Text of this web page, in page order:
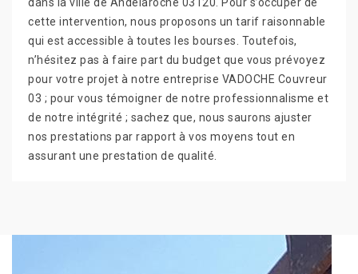
cette intervention, nous proposons un tarif raisonnable
qui est accessible à toutes les bourses. Toutefois,
n’hésitez pas à faire part du budget que vous prévoyez
pour votre projet à notre entreprise VADOCHE Couvreur
03 ; pour vous témoigner de notre professionnalisme et
de notre intégrité ; sachez que, nous saurons ajuster
nos prestations par rapport à vos moyens tout en
assurant une prestation de qualité.